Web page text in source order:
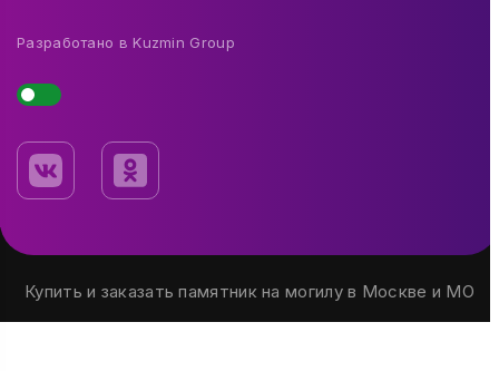
Разработано вKuzmin Group
Купить и заказать памятник на могилу в Москве и МО